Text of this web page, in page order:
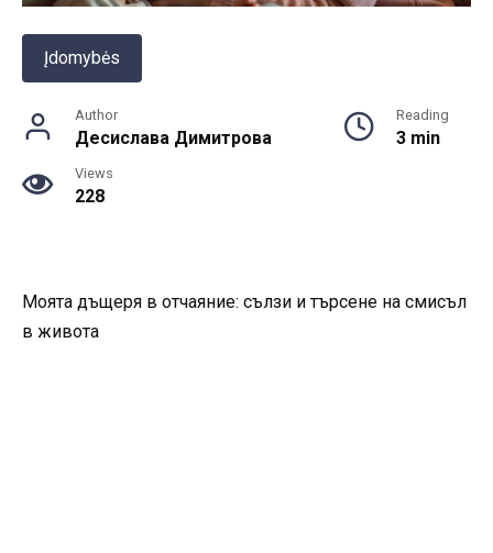
Įdomybės
Author
Десислава Димитрова
Reading
3 min
Views
228
Моята дъщеря в отчаяние: сълзи и търсене на смисъл
в живота